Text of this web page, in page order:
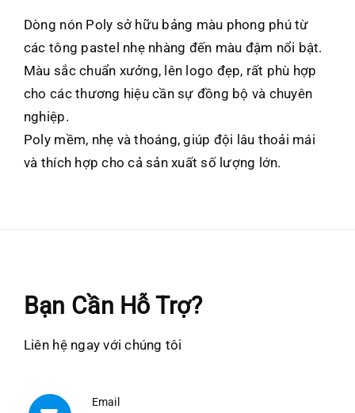
Dòng nón Poly sở hữu bảng màu phong phú từ
các tông pastel nhẹ nhàng đến màu đậm nổi bật.
Màu sắc chuẩn xưởng, lên logo đẹp, rất phù hợp
cho các thương hiệu cần sự đồng bộ và chuyên
nghiệp.
Poly mềm, nhẹ và thoáng, giúp đội lâu thoải mái
và thích hợp cho cả sản xuất số lượng lớn.
Bạn Cần Hỗ Trợ?
Liên hệ ngay với chúng tôi
Email